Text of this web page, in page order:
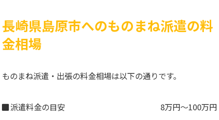
長崎県島原市へのものまね派遣の料
金相場
ものまね派遣・出張の料金相場は以下の通りです。
派遣料金の目安 8万円～100万円